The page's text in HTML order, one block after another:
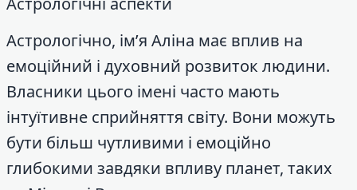
Астрологічно, ім’я Аліна має вплив на
емоційний і духовний розвиток людини.
Власники цього імені часто мають
інтуїтивне сприйняття світу. Вони можуть
бути більш чутливими і емоційно
глибокими завдяки впливу планет, таких